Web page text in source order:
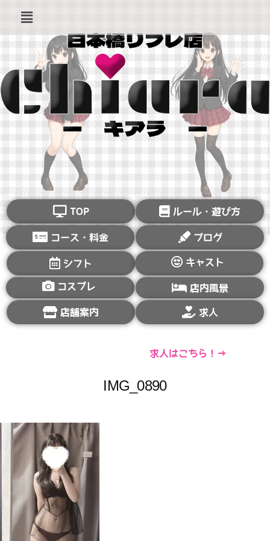
TOP ルール・遊び方
コース・料金 ブログ
シフト キャスト
コスプレ 店内風景
店舗案内 求人
求人はこちら！→
IMG_0890